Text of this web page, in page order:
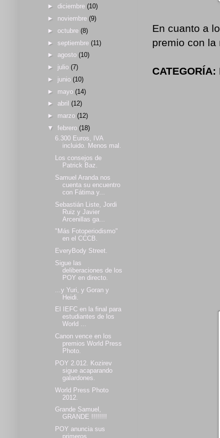
En cuanto a
premio con la
► diciembre (10)
► noviembre (9)
► octubre (8)
► septiembre (11)
► agosto (10)
► julio (7)
► junio (10)
► mayo (14)
► abril (12)
► marzo (12)
▼ febrero (18)
6.300 Euros, IVA
incluido. Menos mal.
Los consejos de
Patrick Baz.
Samuel Aranda nos
cuenta su encuentro
con Fátima y...
Sebastián Liste, Jordi
Ruiz y Javier
Arcenillas ga...
"Más Fotoperiodismo"
en el CCCB.
EveryBody Street.
Sigue las
deliberaciones de los
POY en directo.
...y Yuri, y Goran y
Heidi.
El IEFC en la final para
estudiantes de los
World ...
Canon vence en los
premios World Press
Photo.
POY 2.012. Kozirev
sigue acaparando
galardones.
World Press Photo
2012.
Grande Samuel,
GRANDE !!!!!!!!
POY anuncia sus
primeros